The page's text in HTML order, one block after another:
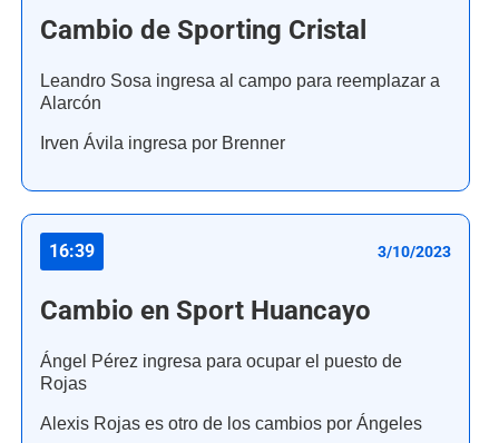
Cambio de Sporting Cristal
Leandro Sosa ingresa al campo para reemplazar a
Alarcón
Irven Ávila ingresa por Brenner
16:39 3/10/2023
Cambio en Sport Huancayo
Ángel Pérez ingresa para ocupar el puesto de
Rojas
Alexis Rojas es otro de los cambios por Ángeles